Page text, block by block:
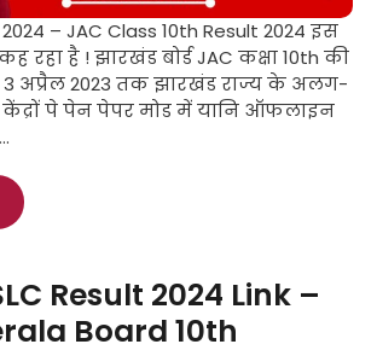
– JAC Class 10th Result 2024 इस
रहा है ! झारखंड बोर्ड JAC कक्षा 10th की
से 3 अप्रैल 2023 तक झारखंड राज्य के अलग-
केंद्रों पे पेन पेपर मोड में यानि ऑफलाइन
Result 2024 Link –
Board 10th